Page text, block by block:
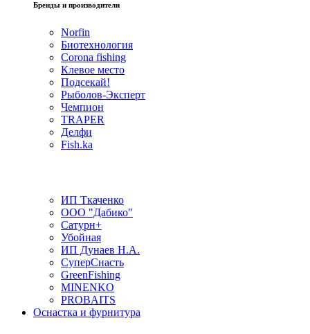
Бренды и производители
Norfin
Биотехнология
Corona fishing
Клевое место
Подсекай!
Рыболов-Эксперт
Чемпион
TRAPER
Делфи
Fish.ka
ИП Ткаченко
ООО "Дабико"
Сатурн+
Убойная
ИП Дунаев Н.А.
СуперСнасть
GreenFishing
MINENKO
PROBAITS
Оснастка и фурнитура